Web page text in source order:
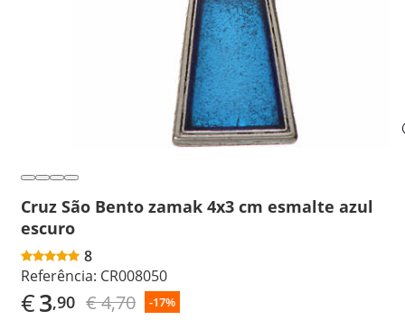
Cruz São Bento zamak 4x3 cm esmalte azul
escuro
8
Referência: CR008050
€3,90 € 4,70 -17%